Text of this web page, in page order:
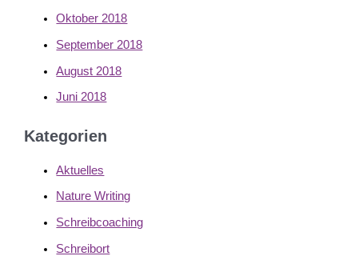
Oktober 2018
September 2018
August 2018
Juni 2018
Kategorien
Aktuelles
Nature Writing
Schreibcoaching
Schreibort